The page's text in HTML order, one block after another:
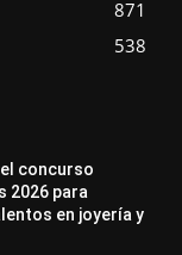
871
538
Perspectiva
categoría
Más
concurso
2026 para
en joyería y